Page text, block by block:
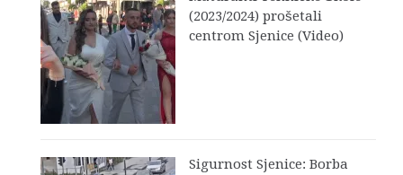
(2023/2024) prošetali
centrom Sjenice (Video)
Sigurnost Sjenice: Borba